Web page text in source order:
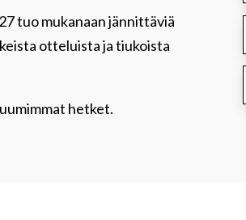
tuo mukanaan jännittäviä
otteluista ja tiukoista
hetket.